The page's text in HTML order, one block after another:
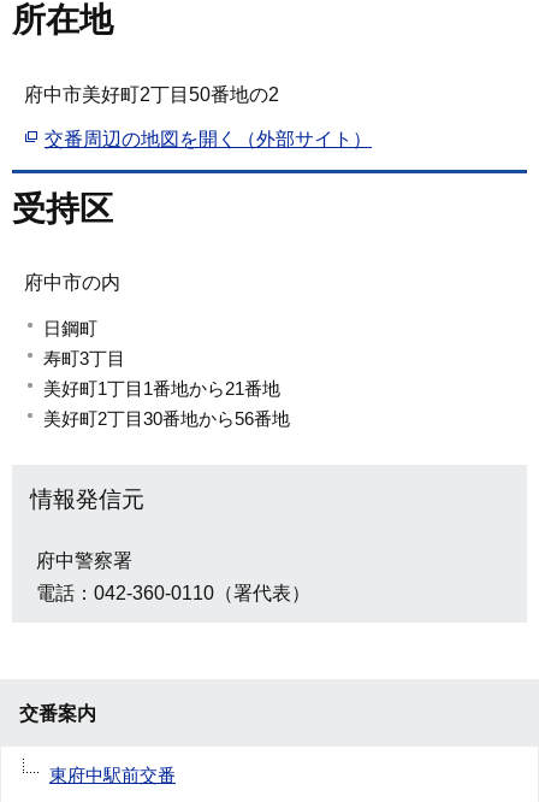
所在地
府中市美好町2丁目50番地の2
交番周辺の地図を開く（外部サイト）
受持区
府中市の内
日鋼町
寿町3丁目
美好町1丁目1番地から21番地
美好町2丁目30番地から56番地
情報発信元
府中警察署
電話：042-360-0110（署代表）
交番案内
東府中駅前交番